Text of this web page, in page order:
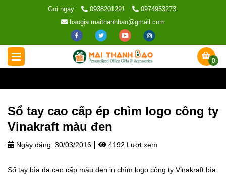
Gọi ngay 0938201291
0974953273
baogia.maithanhbao@gmail.com
0
Sổ tay cao cấp ép chìm logo công ty
Vinakraft màu đen
Ngày đăng: 30/03/2016 4192 Lượt xem
Sổ tay bìa da cao cấp màu đen in chìm logo công ty Vinakraft bìa